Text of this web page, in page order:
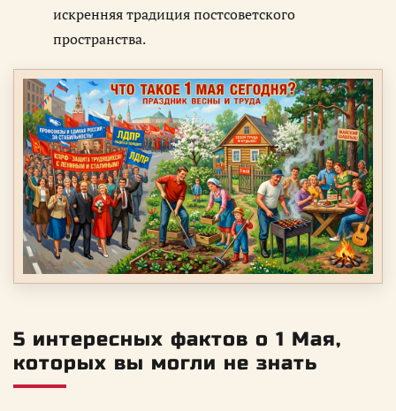
искренняя традиция постсоветского
пространства.
5 интересных фактов о 1 Мая,
которых вы могли не знать